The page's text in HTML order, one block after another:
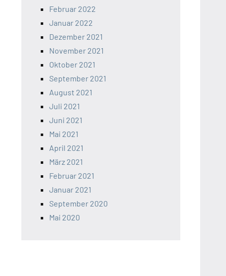
Februar 2022
Januar 2022
Dezember 2021
November 2021
Oktober 2021
September 2021
August 2021
Juli 2021
Juni 2021
Mai 2021
April 2021
März 2021
Februar 2021
Januar 2021
September 2020
Mai 2020